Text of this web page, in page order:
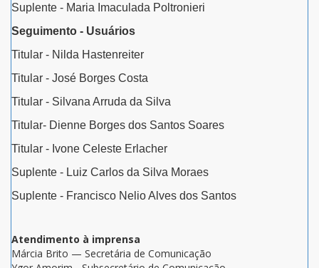
Suplente - Maria Imaculada Poltronieri
Seguimento - Usuários
Titular - Nilda Hastenreiter
Titular - José Borges Costa
Titular - Silvana Arruda da Silva
Titular- Dienne Borges dos Santos Soares
Titular - Ivone Celeste Erlacher
Suplente - Luiz Carlos da Silva Moraes
Suplente - Francisco Nelio Alves dos Santos
Atendimento à imprensa
Márcia Brito — Secretária de Comunicação